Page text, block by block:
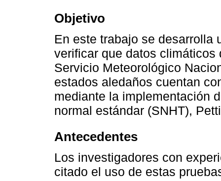
Objetivo
En este trabajo se desarrolla
verificar que datos
Servicio Meteorológico
estados aledaños cuentan
mediante la implementación
normal estándar (SNHT),
Antecedentes
Los investigadores con
citado el uso de estas